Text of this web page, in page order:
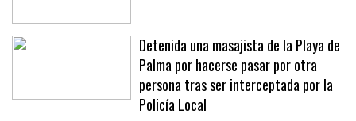
Detenida una masajista de la Playa de
Palma por hacerse pasar por otra
persona tras ser interceptada por la
Policía Local